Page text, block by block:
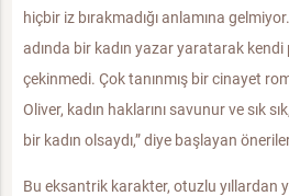
hiçbir iz bırakmadığı anlamına
adında bir kadın yazar yaratarak
çekinmedi. Çok tanınmış bir cinayet
Oliver, kadın haklarını savunur ve sık
bir kadın olsaydı,” diye başlayan
Bu eksantrik karakter, otuzlu yıllardan